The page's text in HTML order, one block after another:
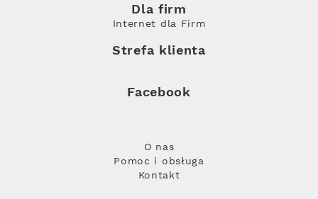
Dla firm
Internet dla Firm
Strefa klienta
Facebook
O nas
Pomoc i obsługa
Kontakt